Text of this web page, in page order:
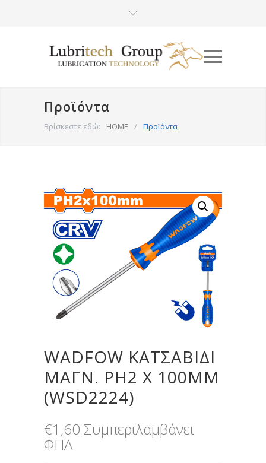
Προϊόντα
Βρίσκεστε εδώ: HOME / Προϊόντα
WADFOW ΚΑΤΣΑΒΙΔΙ
ΜΑΓΝ. PH2 X 100MM
(WSD2224)
€1,60 Συμπεριλαμβάνει
ΦΠΑ